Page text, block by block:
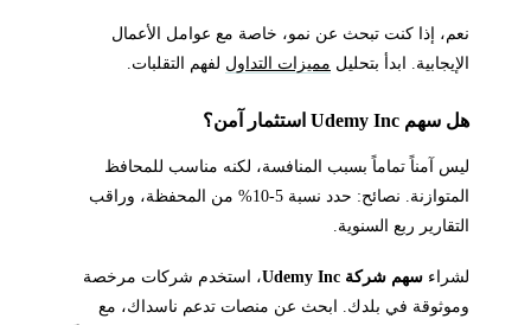
نعم، إذا كنت تبحث عن نمو، خاصة مع عوامل الأعمال
الإيجابية. ابدأ بتحليل مميزات التداول لفهم التقلبات.
هل سهم Udemy Inc استثمار آمن؟
ليس آمناً تماماً بسبب المنافسة، لكنه مناسب للمحافظ
المتوازنة. نصائح: حدد نسبة 5-10% من المحفظة، وراقب
التقارير ربع السنوية.
لشراء سهم شركة Udemy Inc
، استخدم شركات مرخصة
وموثوقة في بلدك. ابحث عن منصات تدعم ناسداك، مع